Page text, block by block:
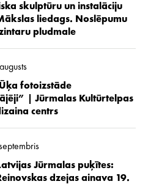
skulptūru un instalāciju
liedags. Noslēpumu
pludmale
fotoizstāde
| Jūrmalas Kultūrtelpas
centrs
Jūrmalas puķītes:
dzejas ainava 19.